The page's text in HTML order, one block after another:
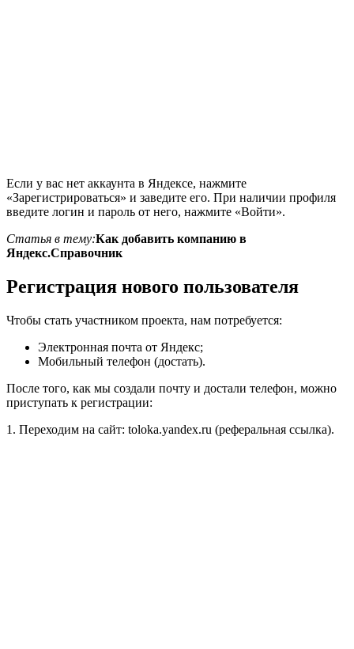
Если у вас нет аккаунта в Яндексе, нажмите
«Зарегистрироваться» и заведите его. При наличии профиля
введите логин и пароль от него, нажмите «Войти».
Статья в тему:Как добавить компанию в
Яндекс.Справочник
Регистрация нового пользователя
Чтобы стать участником проекта, нам потребуется:
Электронная почта от Яндекс;
Мобильный телефон (достать).
После того, как мы создали почту и достали телефон, можно
приступать к регистрации:
1. Переходим на сайт: toloka.yandex.ru (реферальная ссылка).